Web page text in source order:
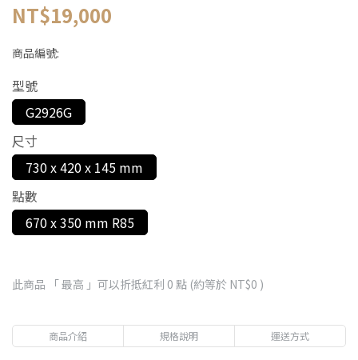
NT$19,000
商品編號:
型號
G2926G
尺寸
730 x 420 x 145 mm
點數
670 x 350 mm R85
此商品 「 最高 」可以折抵紅利 0 點 (約等於 NT$0 )
商品介紹 規格說明 運送方式